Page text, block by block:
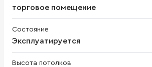
торговое помещение
Состояние
Эксплуатируется
Высота потолков